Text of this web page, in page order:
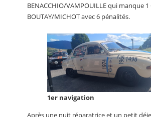
BENACCHIO/VAMPOUILLE qui manque 1
BOUTAY/MICHOT avec 6 pénalités.
1er navigation
Après une nuit réparatrice et un petit